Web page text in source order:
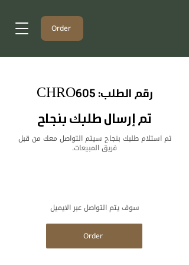
Order
رقم الطلب: CHRO605
تم إرسال طلبك بنجاح
تم استلام طلبك بنجاح سيتم التواصل معك من قبل
فريق المبيعات.
سوف يتم التواصل عبر الايميل
Order